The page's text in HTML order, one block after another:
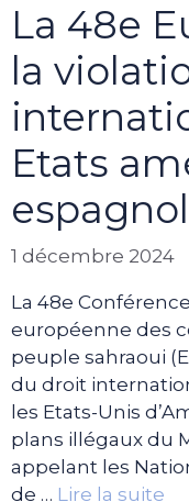
La 48e
la
Etats
1 décembre 2024
La 48e
européenne des
peuple sahraoui
du droit
les Etats-Unis
plans illégaux du
appelant les
de … Lire la suite